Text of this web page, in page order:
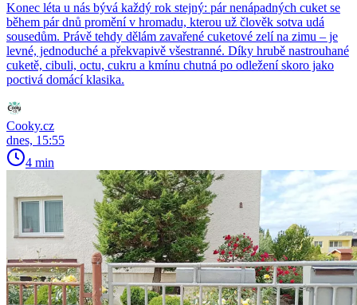
Konec léta u nás bývá každý rok stejný: pár nenápadných cuket se
během pár dnů promění v hromadu, kterou už člověk sotva udá
sousedům. Právě tehdy dělám zavařené cuketové zelí na zimu – je
levné, jednoduché a překvapivě všestranné. Díky hrubě nastrouhané
cuketě, cibuli, octu, cukru a kmínu chutná po odležení skoro jako
poctivá domácí klasika.
Cooky.cz
dnes, 15:55
4 min